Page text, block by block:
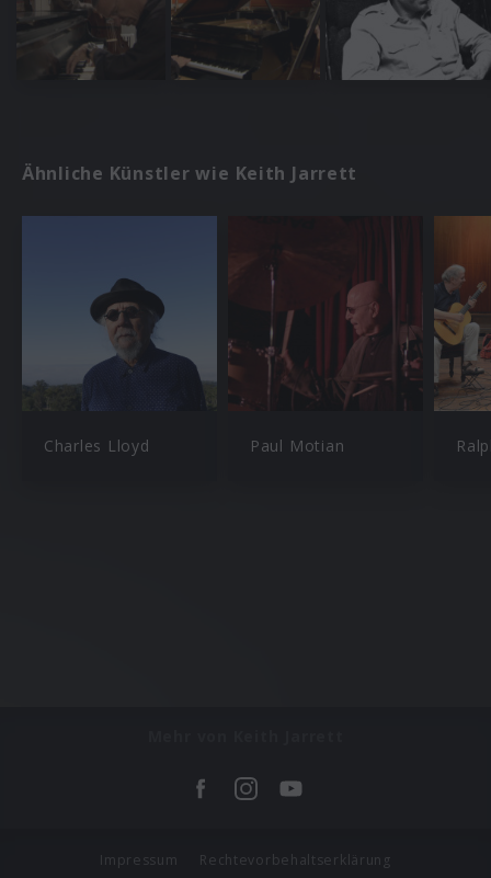
Ähnliche Künstler wie Keith Jarrett
Charles Lloyd Paul Motian
Impressum Rechtevorbehaltserklärung